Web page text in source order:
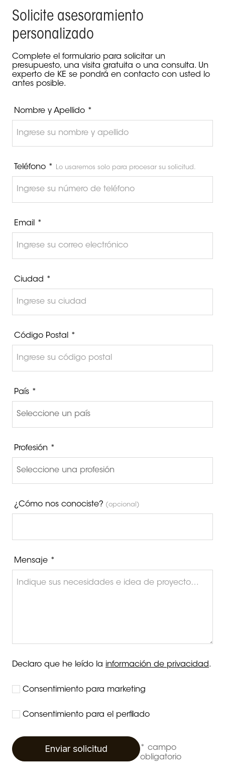
Solicite asesoramiento
personalizado
Complete el formulario para solicitar un
presupuesto, una visita gratuita o una consulta. Un
experto de KE se pondrá en contacto con usted lo
antes posible.
Nombre y Apellido *
Teléfono * Lo usaremos solo para procesar su solicitud.
Email *
Ciudad *
Código Postal *
País *
Profesión *
¿Cómo nos conociste? (opcional)
Mensaje *
Declaro que he leído la información de privacidad.
Consentimiento para marketing
Consentimiento para el perfilado
Enviar solicitud
* campo
obligatorio